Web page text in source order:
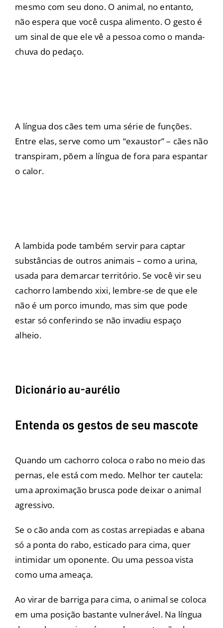
mesmo com seu dono. O animal, no entanto,
não espera que você cuspa alimento. O gesto é
um sinal de que ele vê a pessoa como o manda-
chuva do pedaço.
A língua dos cães tem uma série de funções.
Entre elas, serve como um “exaustor” – cães não
transpiram, põem a língua de fora para espantar
o calor.
A lambida pode também servir para captar
substâncias de outros animais – como a urina,
usada para demarcar território. Se você vir seu
cachorro lambendo xixi, lembre-se de que ele
não é um porco imundo, mas sim que pode
estar só conferindo se não invadiu espaço
alheio.
Dicionário au-aurélio
Entenda os gestos de seu mascote
Quando um cachorro coloca o rabo no meio das
pernas, ele está com medo. Melhor ter cautela:
uma aproximação brusca pode deixar o animal
agressivo.
Se o cão anda com as costas arrepiadas e abana
só a ponta do rabo, esticado para cima, quer
intimidar um oponente. Ou uma pessoa vista
como uma ameaça.
Ao virar de barriga para cima, o animal se coloca
em uma posição bastante vulnerável. Na língua